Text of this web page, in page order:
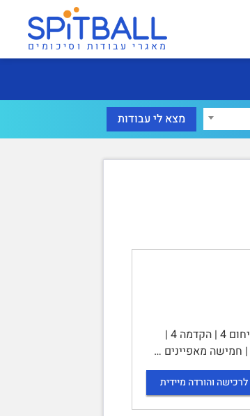
מאגרי עבודות וסיכומים
סיכום קורס ליקויי למידה - 10527 | תוכן עניינים | פרק 1 – ליקויי למידה – הגדרות ותיחום 4 | הקדמה 4 |
לרכישה והורדה מיידית